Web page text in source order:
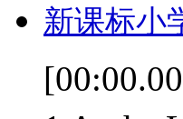
新课标小